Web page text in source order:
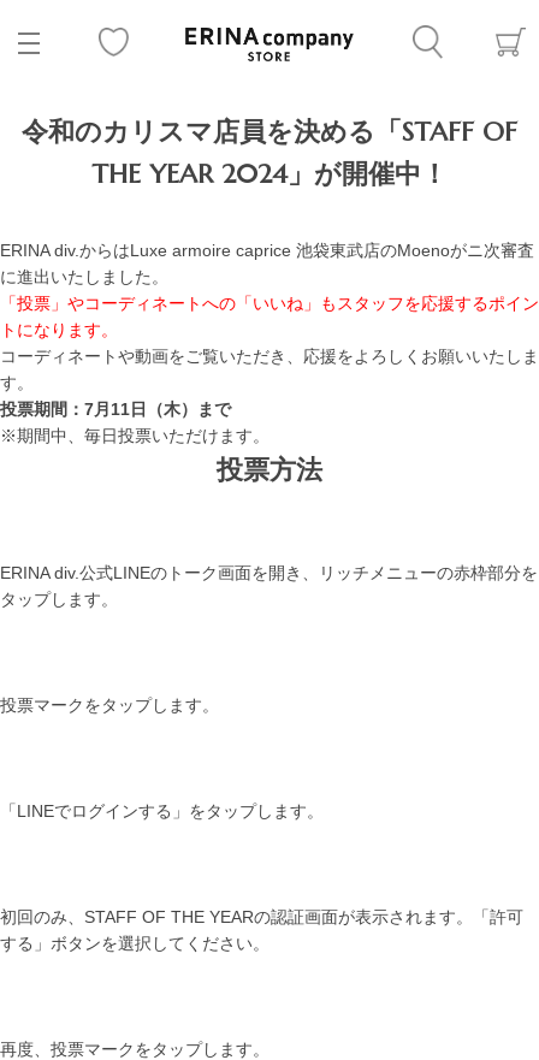
令和のカリスマ店員を決める「STAFF OF
THE YEAR 2024」が開催中！
ERINA div.からはLuxe armoire caprice 池袋東武店のMoenoがニ次審査
に進出いたしました。
「投票」やコーディネートへの「いいね」もスタッフを応援するポイン
トになります。
コーディネートや動画をご覧いただき、応援をよろしくお願いいたしま
す。
投票期間：7月11日（木）まで
※期間中、毎日投票いただけます。
投票方法
ERINA div.公式LINEのトーク画面を開き、リッチメニューの赤枠部分を
タップします。
投票マークをタップします。
「LINEでログインする」をタップします。
初回のみ、STAFF OF THE YEARの認証画面が表示されます。「許可
する」ボタンを選択してください。
再度、投票マークをタップします。